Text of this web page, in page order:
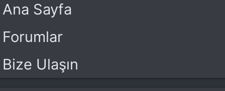
Ana Sayfa
Forumlar
Bize Ulaşın